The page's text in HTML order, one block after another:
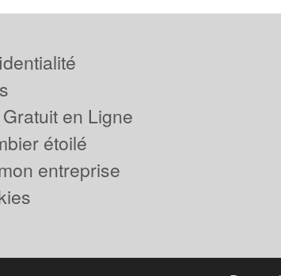
en Ligne
étoilé
entreprise